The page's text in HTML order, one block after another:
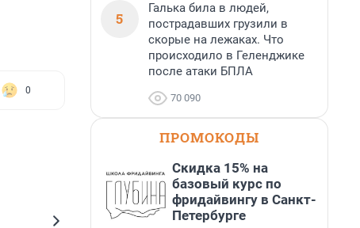
0
5
Галька била в людей,
пострадавших грузили в
скорые на лежаках. Что
происходило в Геленджике
после атаки БПЛА
70 090
ПРОМОКОДЫ
Скидка 15% на
базовый курс по
фридайвингу в Санкт-
Петербурге